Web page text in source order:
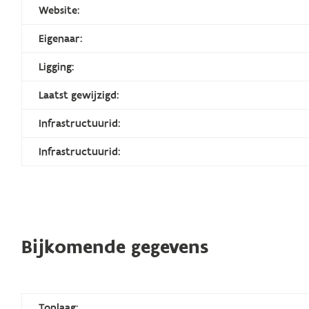
Website:
Eigenaar:
Ligging:
Laatst gewijzigd:
Infrastructuurid:
Infrastructuurid:
Bijkomende gegevens